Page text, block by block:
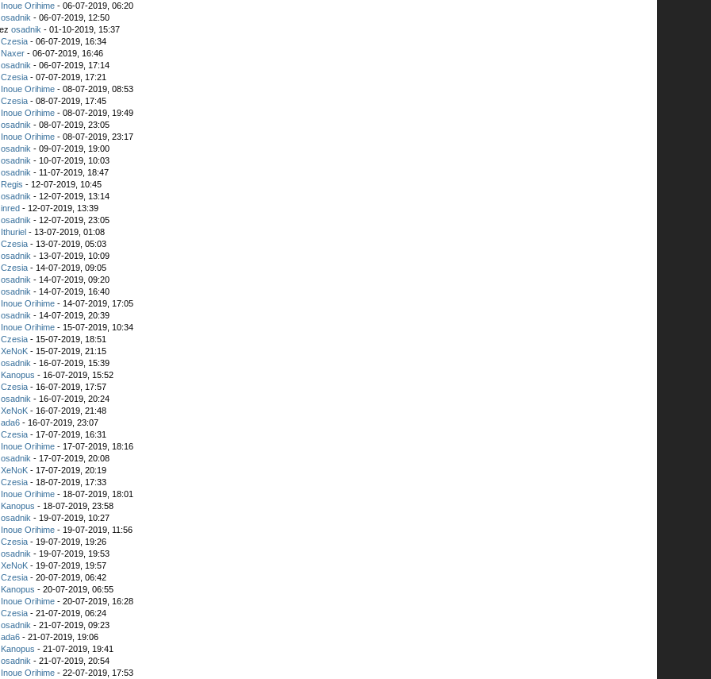
Inoue Orihime - 06-07-2019, 06:20
osadnik - 06-07-2019, 12:50
osadnik - 01-10-2019, 15:37
Czesia - 06-07-2019, 16:34
Naxer - 06-07-2019, 16:46
osadnik - 06-07-2019, 17:14
Czesia - 07-07-2019, 17:21
Inoue Orihime - 08-07-2019, 08:53
Czesia - 08-07-2019, 17:45
Inoue Orihime - 08-07-2019, 19:49
osadnik - 08-07-2019, 23:05
Inoue Orihime - 08-07-2019, 23:17
osadnik - 09-07-2019, 19:00
osadnik - 10-07-2019, 10:03
osadnik - 11-07-2019, 18:47
Regis - 12-07-2019, 10:45
osadnik - 12-07-2019, 13:14
inred - 12-07-2019, 13:39
osadnik - 12-07-2019, 23:05
Ithuriel - 13-07-2019, 01:08
Czesia - 13-07-2019, 05:03
osadnik - 13-07-2019, 10:09
Czesia - 14-07-2019, 09:05
osadnik - 14-07-2019, 09:20
osadnik - 14-07-2019, 16:40
Inoue Orihime - 14-07-2019, 17:05
osadnik - 14-07-2019, 20:39
Inoue Orihime - 15-07-2019, 10:34
Czesia - 15-07-2019, 18:51
XeNoK - 15-07-2019, 21:15
osadnik - 16-07-2019, 15:39
Kanopus - 16-07-2019, 15:52
Czesia - 16-07-2019, 17:57
osadnik - 16-07-2019, 20:24
XeNoK - 16-07-2019, 21:48
ada6 - 16-07-2019, 23:07
Czesia - 17-07-2019, 16:31
Inoue Orihime - 17-07-2019, 18:16
osadnik - 17-07-2019, 20:08
XeNoK - 17-07-2019, 20:19
Czesia - 18-07-2019, 17:33
Inoue Orihime - 18-07-2019, 18:01
Kanopus - 18-07-2019, 23:58
osadnik - 19-07-2019, 10:27
Inoue Orihime - 19-07-2019, 11:56
Czesia - 19-07-2019, 19:26
osadnik - 19-07-2019, 19:53
XeNoK - 19-07-2019, 19:57
Czesia - 20-07-2019, 06:42
Kanopus - 20-07-2019, 06:55
Inoue Orihime - 20-07-2019, 16:28
Czesia - 21-07-2019, 06:24
osadnik - 21-07-2019, 09:23
ada6 - 21-07-2019, 19:06
Kanopus - 21-07-2019, 19:41
osadnik - 21-07-2019, 20:54
Inoue Orihime - 22-07-2019, 17:53